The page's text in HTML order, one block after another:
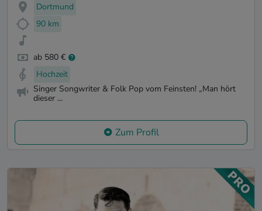
Dortmund
90 km
ab 580 €
Hochzeit
Singer Songwriter & Folk Pop vom Feinsten! „Man hört
dieser ...
Zum Profil